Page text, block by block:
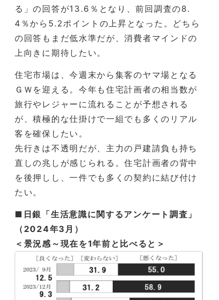
る」の回答が13.6％となり、前回調査の8.
4％から5.2ポイントの上昇となった。どちら
の回答もまだ低水準だが、消費者マインドの
上向きに期待したい。
住宅市場は、今週末から集客のヤマ場となる
ＧＷを迎える。今年も住宅計画者の相当数が
旅行やレジャーに流れることが予想される
が、積極的な仕掛けで一組でも多くのリアル
客を確保したい。
先行きは不透明だが、主力の戸建請負も持ち
直しの兆しが感じられる。住宅計画者の背中
を後押しし、一件でも多くの契約に結び付け
たい。
■日銀「生活意識に関するアンケート調査」
（2024年3月）
＜景況感～現在を1年前と比べると＞